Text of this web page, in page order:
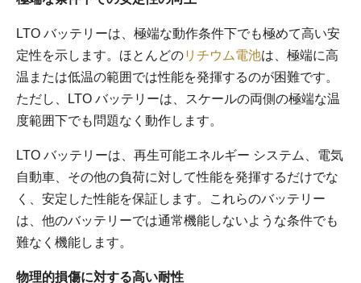
LTO バッテリーは、極端な動作条件下でも極めて高い安
定性を示します。ほとんどのリチウム電池は、極端に高
温または低温の範囲では性能を発揮するのが困難です。
ただし、LTO バッテリーは、スケールの両側の極端な温
度範囲下でも問題なく動作します。
LTO バッテリーは、再生可能エネルギー システム、電気
自動車、その他の負荷に対して性能を発揮するだけでな
く、安定した性能を保証します。これらのバッテリー
は、他のバッテリーでは通常機能しないような条件でも
難なく機能します。
物理的損傷に対する高い耐性